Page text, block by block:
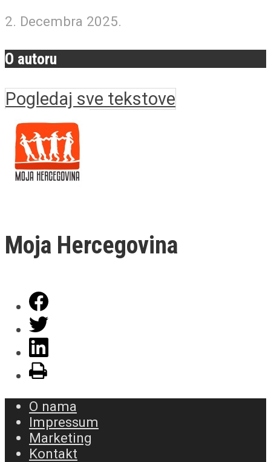
2. Decembra 2025.
O autoru
Pogledaj sve tekstove
Moja Hercegovina
O nama
Impressum
Marketing
Kontakt